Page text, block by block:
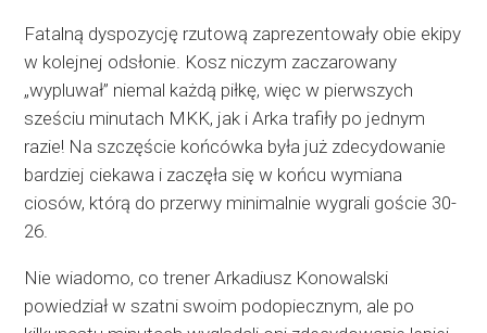
Fatalną dyspozycję rzutową zaprezentowały obie ekipy
w kolejnej odsłonie. Kosz niczym zaczarowany
„wypluwał” niemal każdą piłkę, więc w pierwszych
sześciu minutach MKK, jak i Arka trafiły po jednym
razie! Na szczęście końcówka była już zdecydowanie
bardziej ciekawa i zaczęła się w końcu wymiana
ciosów, którą do przerwy minimalnie wygrali goście 30-
26.
Nie wiadomo, co trener Arkadiusz Konowalski
powiedział w szatni swoim podopiecznym, ale po